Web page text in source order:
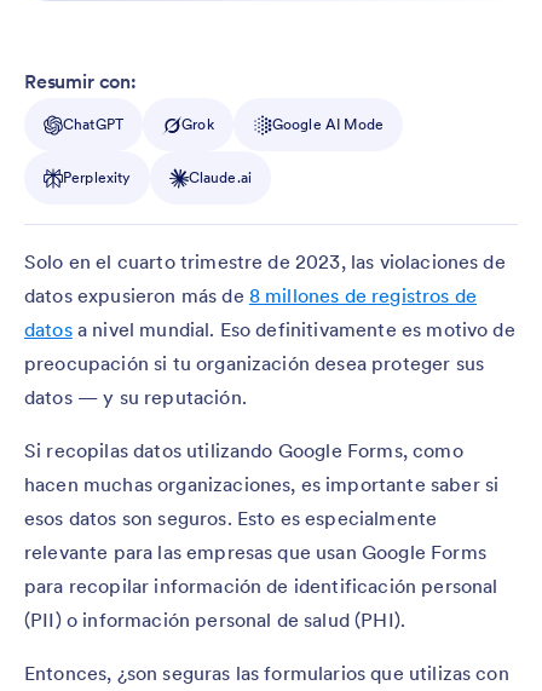
Resumir con:
ChatGPT Grok Google AI Mode
Perplexity Claude.ai
Solo en el cuarto trimestre de 2023, las violaciones de
datos expusieron más de 8 millones de registros de
datosa nivel mundial. Eso definitivamente es motivo de
preocupación si tu organización desea proteger sus
datos — y su reputación.
Si recopilas datos utilizando Google Forms, como
hacen muchas organizaciones, es importante saber si
esos datos son seguros. Esto es especialmente
relevante para las empresas que usan Google Forms
para recopilar información de identificación personal
(PII) o información personal de salud (PHI).
Entonces, ¿son seguras las formularios que utilizas con